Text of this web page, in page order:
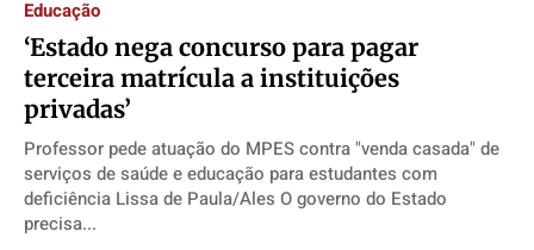
Educação
‘Estado nega concurso para pagar
terceira matrícula a instituições
privadas’
Professor pede atuação do MPES contra "venda casada" de
serviços de saúde e educação para estudantes com
deficiência Lissa de Paula/Ales O governo do Estado
precisa...